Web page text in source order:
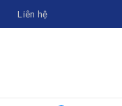
Liên hệ